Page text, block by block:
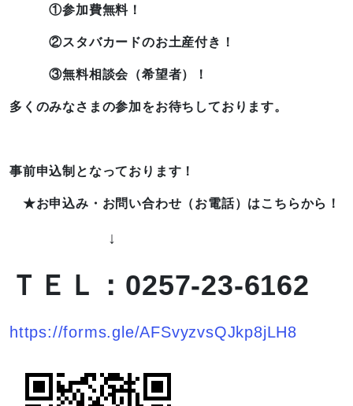
①参加費無料！
②スタバカードのお土産付き！
③無料相談会（希望者）！
多くのみなさまの参加をお待ちしております。
事前申込制となっております！
★お申込み・お問い合わせ（お電話）はこちらから！
↓
ＴＥＬ：0257-23-6162
https://forms.gle/AFSvyzvsQJkp8jLH8